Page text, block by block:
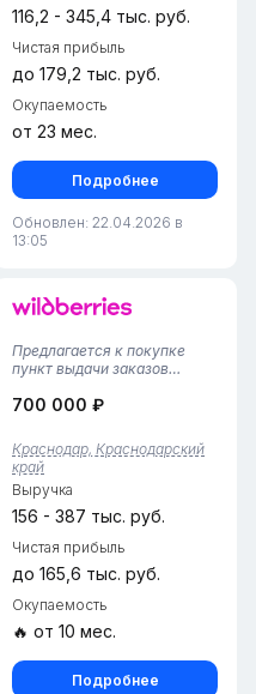
116,2 - 345,4 тыс. руб.
Чистая прибыль
до 179,2 тыс. руб.
Окупаемость
от 23 мес.
Подробнее
Обновлен: 22.04.2026 в
13:05
Предлагается к покупке
пункт выдачи заказов
районе Краснодара с
заселяемый район с
отличной инфраструктурой,
активная группа клиентов и
перспектива ув...
700 000 ₽
Краснодар, Краснодарский
край
Выручка
156 - 387 тыс. руб.
Чистая прибыль
до 165,6 тыс. руб.
Окупаемость
🔥 от 10 мес.
Подробнее